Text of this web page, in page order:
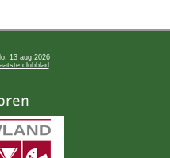
13 aug 2026
clubblad